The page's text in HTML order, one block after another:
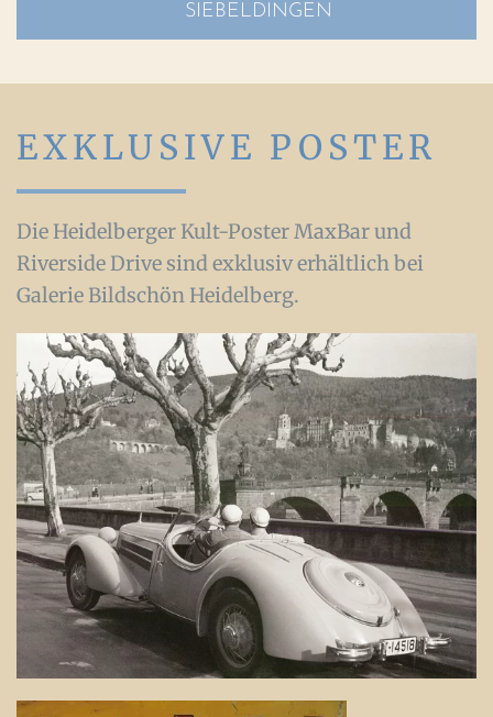
SIEBELDINGEN
EXKLUSIVE POSTER
Die Heidelberger Kult-Poster MaxBar und
Riverside Drive sind exklusiv erhältlich bei
Galerie Bildschön Heidelberg.